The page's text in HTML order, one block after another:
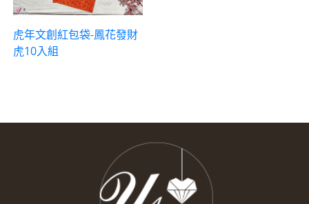
虎年文創紅包袋-鳳花發財
虎10入組